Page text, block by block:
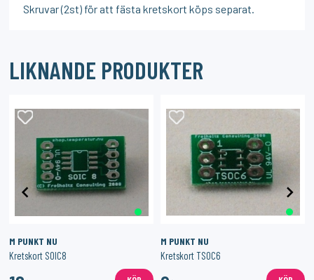
Skruvar (2st) för att fästa kretskort köps separat.
LIKNANDE PRODUKTER
M PUNKT NU
Kretskort SOIC8
M PUNKT NU
Kretskort TSOC6